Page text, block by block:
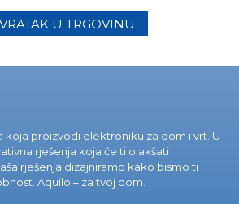
U TRGOVINU
koja proizvodi elektroniku za dom i vrt. U
rješenja koja će ti olakšati
rješenja dizajniramo kako bismo ti
Aquilo – za tvoj dom.